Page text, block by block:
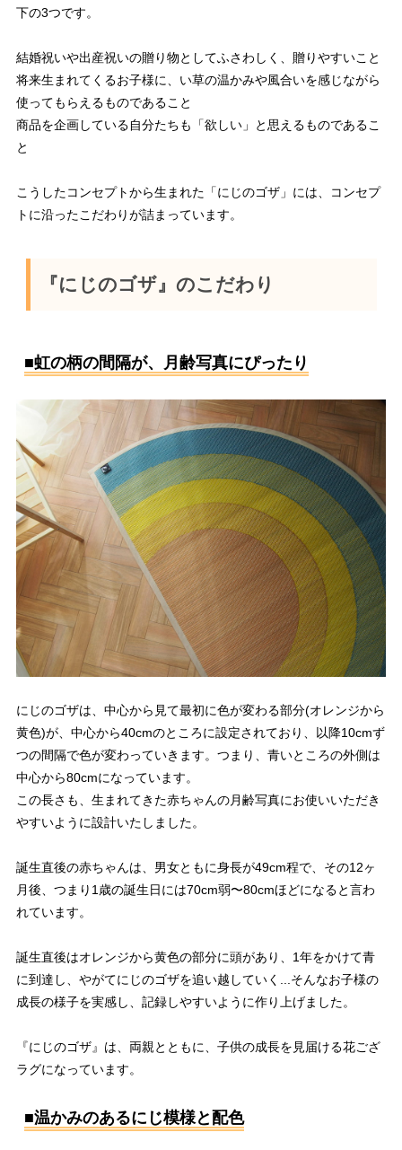
下の3つです。
結婚祝いや出産祝いの贈り物としてふさわしく、贈りやすいこと
将来生まれてくるお子様に、い草の温かみや風合いを感じながら
使ってもらえるものであること
商品を企画している自分たちも「欲しい」と思えるものであるこ
と
こうしたコンセプトから生まれた「にじのゴザ」には、コンセプ
トに沿ったこだわりが詰まっています。
『にじのゴザ』のこだわり
■虹の柄の間隔が、月齢写真にぴったり
にじのゴザは、中心から見て最初に色が変わる部分(オレンジから
黄色)が、中心から40cmのところに設定されており、以降10cmず
つの間隔で色が変わっていきます。つまり、青いところの外側は
中心から80cmになっています。
この長さも、生まれてきた赤ちゃんの月齢写真にお使いいただき
やすいように設計いたしました。
誕生直後の赤ちゃんは、男女ともに身長が49cm程で、その12ヶ
月後、つまり1歳の誕生日には70cm弱〜80cmほどになると言わ
れています。
誕生直後はオレンジから黄色の部分に頭があり、1年をかけて青
に到達し、やがてにじのゴザを追い越していく...そんなお子様の
成長の様子を実感し、記録しやすいように作り上げました。
『にじのゴザ』は、両親とともに、子供の成長を見届ける花ござ
ラグになっています。
■温かみのあるにじ模様と配色